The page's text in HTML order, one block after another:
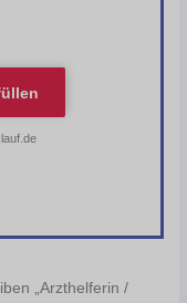
„Arzthelferin /